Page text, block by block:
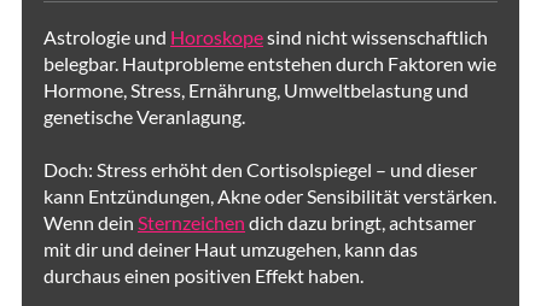
Astrologie und Horoskopesind nicht wissenschaftlich
belegbar. Hautprobleme entstehen durch Faktoren wie
Hormone, Stress, Ernährung, Umweltbelastung und
genetische Veranlagung.
Doch: Stress erhöht den Cortisolspiegel – und dieser
kann Entzündungen, Akne oder Sensibilität verstärken.
Wenn dein Sternzeichen dich dazu bringt, achtsamer
mit dir und deiner Haut umzugehen, kann das
durchaus einen positiven Effekt haben.